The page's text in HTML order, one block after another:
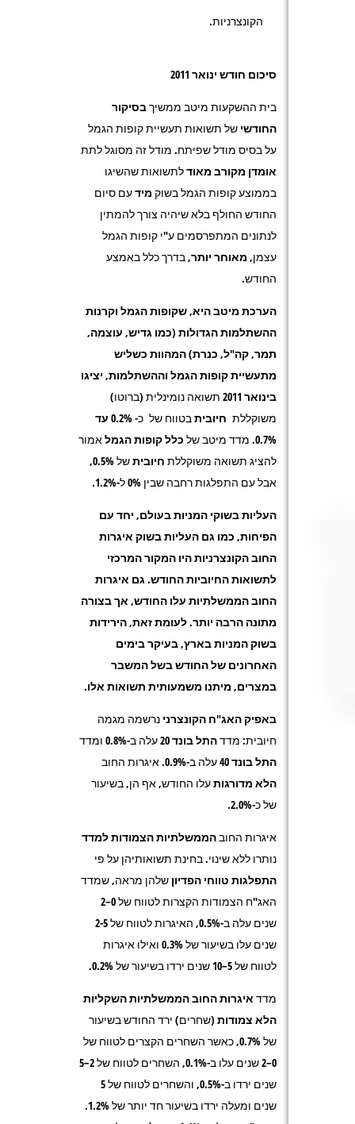
הקונצרניות.
סיכום חודש ינואר 2011
בית ההשקעות מיטב ממשיךבסיקור
החודשי של תשואות תעשיית קופות הגמל
על בסיס מודל שפיתח. מודל זה מסוגל לתת
אומדן מקורב מאודלתשואות שהשיגו
בממוצע קופות הגמל בשוק מידעם סיום
החודש החולף בלא שיהיה צורך להמתין
לנתונים המתפרסמים ע"י קופות הגמל
עצמן, מאוחר יותר, בדרך כלל באמצע
החודש.
הערכת מיטב היא, שקופות הגמל וקרנות
ההשתלמותהגדולות (כמו גדיש, עוצמה,
תמר, קה"ל, כנרת) המהוות כשליש
מתעשיית קופות הגמל וההשתלמות, יציגו
בינואר 2011
תשואה נומינלית (ברוטו)
משוקללת חיוביתבטווח של כ-
0.2% עד
0.7%. מדד מיטב של כלל קופותהגמלאמור
להציג תשואה משוקללת חיוביתשל0.5%
,
אבל עם התפלגות רחבה שבין 0% ל-1.2%.
העליות בשוקי המניות בעולם, יחד עם
הפיחות, כמו גם העליות בשוק איגרות
החוב הקונצרניות היו המקור המרכזי
לתשואות החיוביות החודש. גם איגרות
החוב הממשלתיות עלו החודש, אך בצורה
מתונה הרבה יותר. לעומת זאת, הירידות
בשוק המניות בארץ, בעיקר בימים
האחרונים של החודש בשל המשבר
במצרים, מיתנו משמעותית תשואות אלו.
באפיק האג"ח הקונצרני נרשמה מגמה
חיובית: מדדהתל בונד20עלה ב-0.8% ומדד
התל בונד 40
עלה ב-0.9%. איגרות החוב
הלא מדורגותעלו החודש, אף הן, בשיעור
של כ-2.0%.
איגרות החובהממשלתיותהצמודות למדד
נותרו ללא שינוי. בחינת תשואותיהן על פי
התפלגות טווחי הפדיון שלהן מראה, שמדד
האג"ח הצמודות הקצרות לטווח של 0–2
שנים עלה ב-0.5%, האיגרות לטווח של 2-5
שנים עלו בשיעור של 0.3% ואילו איגרות
לטווח של 5–10 שנים ירדו בשיעור של 0.2%.
מדד איגרותהחוב הממשלתיות השקליות
הלא צמודות (שחרים) ירד החודש בשיעור
של0.7%, כאשר השחרים הקצרים לטווח של
0–2 שנים עלו ב-0.1%, השחרים לטווח של 2–5
שנים ירדו ב-0.5%, והשחרים לטווח של 5
שנים ומעלה ירדו בשיעור חד יותר של 1.2%.